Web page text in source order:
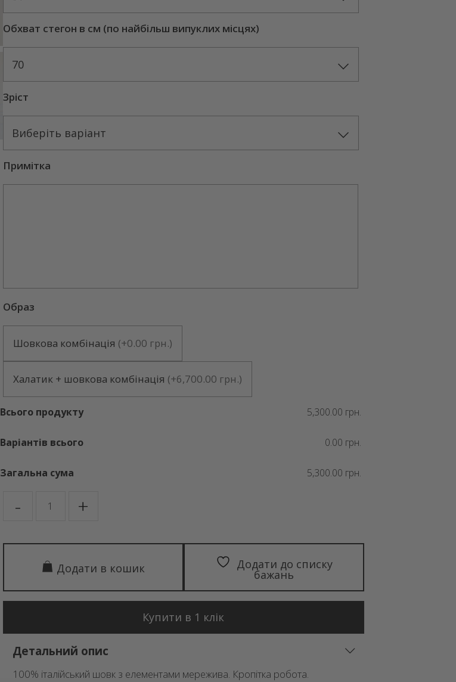
Обхват стегон в см (по найбільш випуклих місцях)
70
Зріст
Виберіть варіант
Примітка
Образ
Шовкова комбінація (+0.00 грн.)
Халатик + шовкова комбінація (+6,700.00 грн.)
Всього продукту 5,300.00 грн.
Варіантів всього 0.00 грн.
Загальна сума 5,300.00 грн.
- кількість +
Додати в кошик Додати до списку
бажань
Купити в 1 клік
Детальний опис
100% італійський шовк з елементами мережива. Кропітка робота.